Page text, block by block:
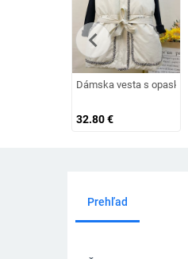
Dámska vesta s
32.80€
chevron_left
Prehľad